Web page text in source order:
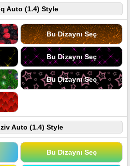
Auto (1.4) Style
Bu Dizaynı Seç
Bu Dizaynı Seç
Bu Dizaynı Seç
Auto (1.4) Style
Bu Dizaynı Seç